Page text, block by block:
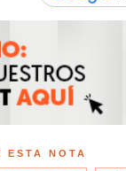
ESTA NOTA